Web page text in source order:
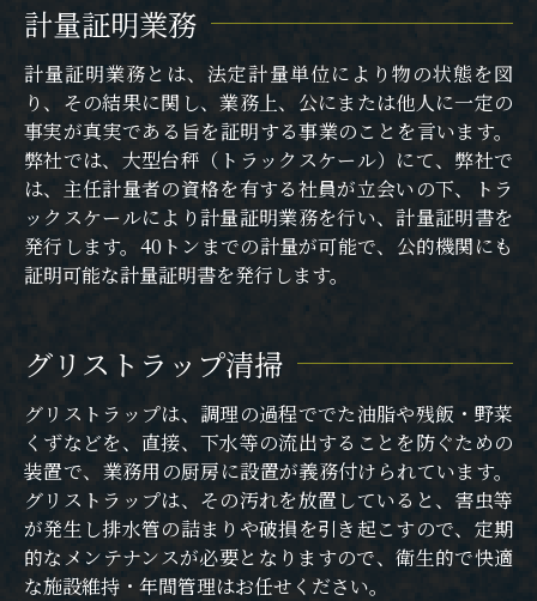
計量証明業務
計量証明業務とは、法定計量単位により物の状態を図
り、その結果に関し、業務上、公にまたは他人に一定の
事実が真実である旨を証明する事業のことを言います。
弊社では、大型台秤（トラックスケール）にて、弊社で
は、主任計量者の資格を有する社員が⽴会いの下、トラ
ックスケールにより計量証明業務を行い、計量証明書を
発行します。40トンまでの計量が可能で、公的機関にも
証明可能な計量証明書を発行します。
グリストラップ清掃
グリストラップは、調理の過程ででた油脂や残飯・野菜
くずなどを、直接、下水等の流出することを防ぐための
装置で、業務用の厨房に設置が義務付けられています。
グリストラップは、その汚れを放置していると、害虫等
が発生し排水管の詰まりや破損を引き起こすので、定期
的なメンテナンスが必要となりますので、衛生的で快適
な施設維持・年間管理はお任せください。